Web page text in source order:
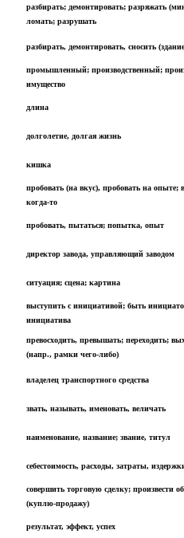
разбирать; демонтировать; разряжать
ломать; разрушать
разбирать, демонтировать, сносить
промышленный; производственный;
имущество
длина
долголетие, долгая жизнь
кишка
пробовать (на вкус), пробовать на
когда-то
пробовать, пытаться; попытка, опыт
директор завода, управляющий заводом
ситуация; сцена; картина
выступить с инициативой; быть
инициатива
превосходить, превышать; переходить;
(напр., рамки чего-либо)
владелец транспортного средства
звать, называть, именовать, величать
наименование, название; звание, титул
себестоимость, расходы, затраты,
совершить торговую сделку; произвести
(куплю-продажу)
результат, эффект, успех